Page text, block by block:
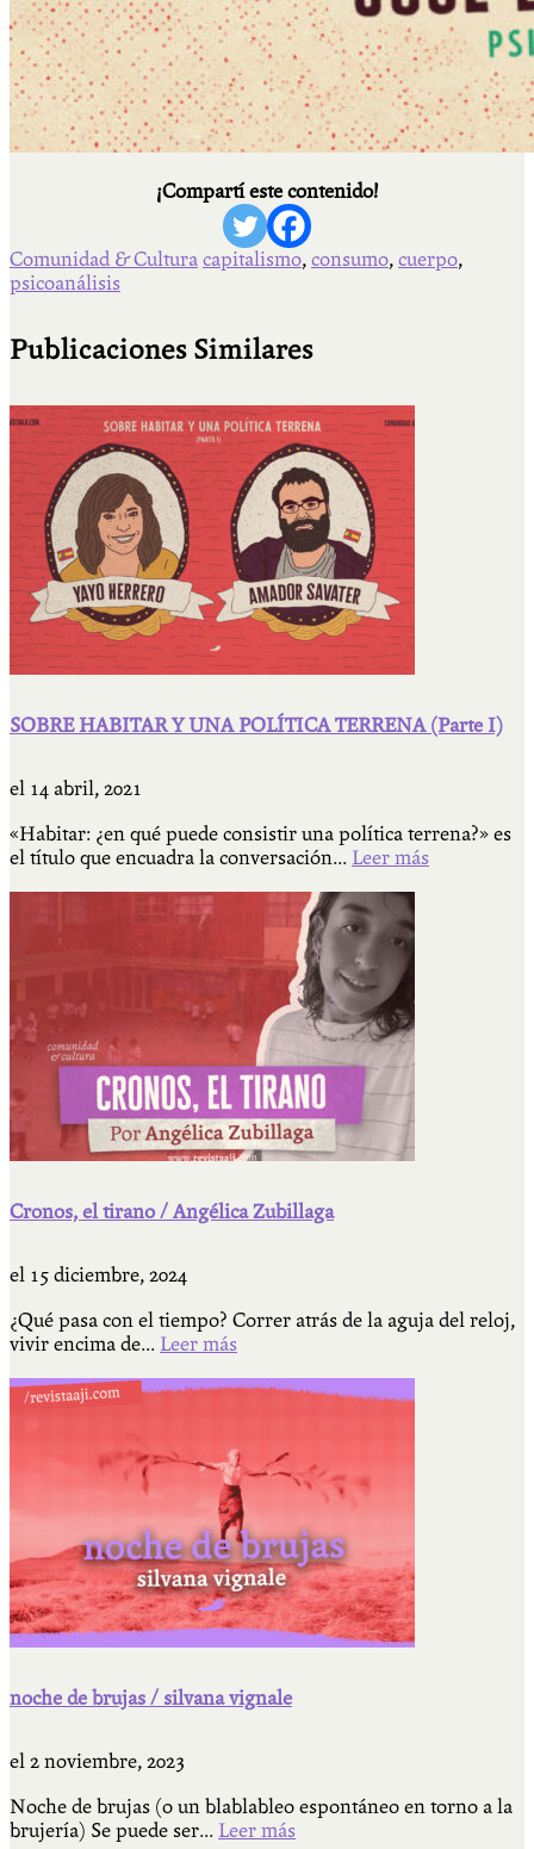
¡Compartí este contenido!
Comunidad & Cultura capitalismo, consumo, cuerpo,
psicoanálisis
Publicaciones Similares
SOBRE HABITAR Y UNA POLÍTICA TERRENA (Parte I)
el 14 abril, 2021
«Habitar: ¿en qué puede consistir una política terrena?» es
el título que encuadra la conversación... Leer más
Cronos, el tirano / Angélica Zubillaga
el 15 diciembre, 2024
¿Qué pasa con el tiempo? Correr atrás de la aguja del reloj,
vivir encima de... Leer más
noche de brujas / silvana vignale
el 2 noviembre, 2023
Noche de brujas (o un blablableo espontáneo en torno a la
brujería) Se puede ser... Leer más